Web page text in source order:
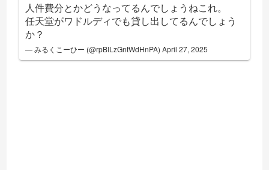
人件費分とかどうなってるんでしょうねこれ。
任天堂がワドルディでも貸し出してるんでしょう
か？
— みるくこーひー (@rpBILzGntWdHnPA)April 27, 2025